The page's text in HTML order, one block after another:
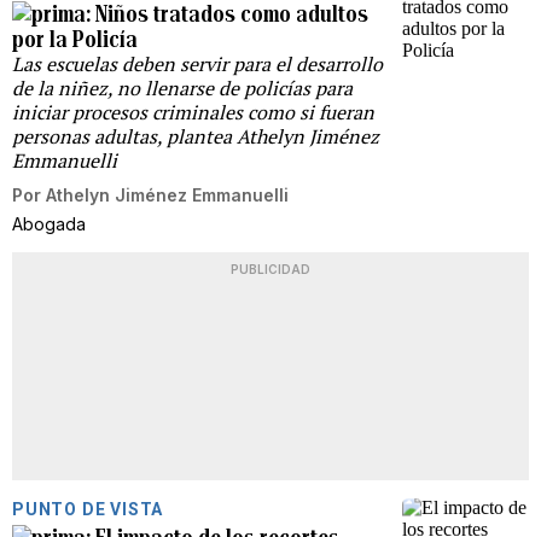
Niños tratados como adultos
por la Policía
Las escuelas deben servir para el desarrollo
de la niñez, no llenarse de policías para
iniciar procesos criminales como si fueran
personas adultas, plantea Athelyn Jiménez
Emmanuelli
Por Athelyn Jiménez Emmanuelli
Abogada
PUBLICIDAD
PUNTO DE VISTA